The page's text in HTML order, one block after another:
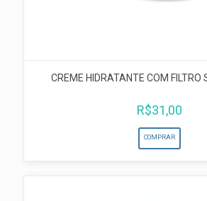
CREME HIDRATANTE COM FILTRO
R$31,00
COMPRAR